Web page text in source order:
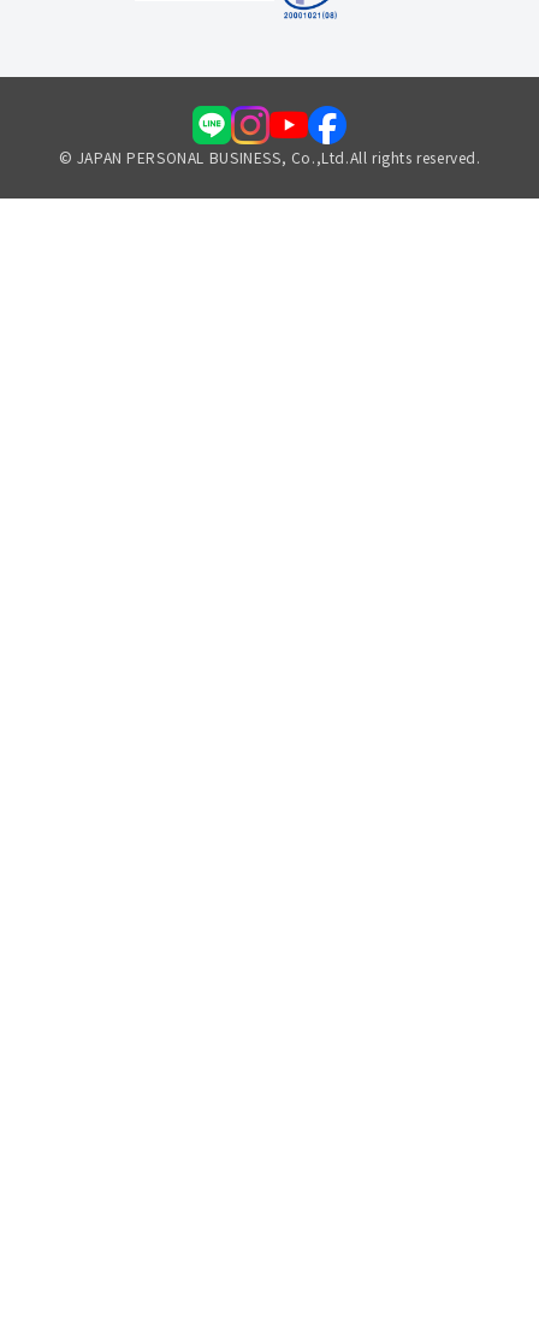
© JAPAN PERSONAL BUSINESS, Co.,Ltd.All rights reserved.